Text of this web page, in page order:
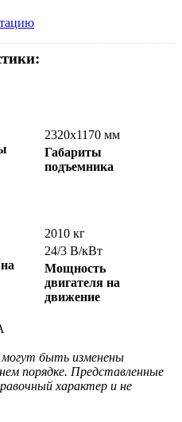
2320x1170 мм
Габариты
подъемника
2010 кг
24/3 В/кВт
Мощность
двигателя на
движение
могут быть изменены
порядке. Представленные
характер и не